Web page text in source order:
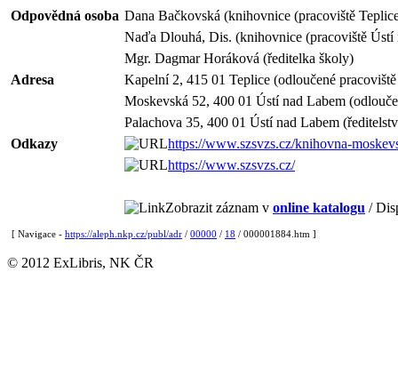
Odpovědná osoba Dana Bačkovská (knihovnice (pracoviště
Naďa Dlouhá, Dis. (knihovnice (pracoviště Ústí
Mgr. Dagmar Horáková (ředitelka školy)
Adresa
Kapelní 2, 415 01 Teplice (odloučené
Moskevská 52, 400 01 Ústí nad Labem
Palachova 35, 400 01 Ústí nad Labem
Odkazy
https://www.szsvzs.cz/knihovna-
https://www.szsvzs.cz/
Zobrazit záznam v online katalogu /
[ Navigace - https://aleph.nkp.cz/publ/adr / 00000 / 18 / 000001884.htm ]
© 2012 ExLibris, NK ČR